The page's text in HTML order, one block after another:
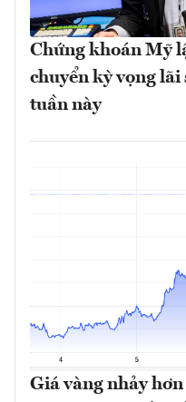
Chứng khoán Mỹ
chuyển kỳ vọng lãi
tuần này
Giá vàng nhảy